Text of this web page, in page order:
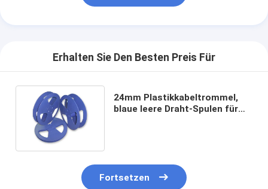
Erhalten Sie Den Besten Preis Für
24mm Plastikkabeltrommel,
blaue leere Draht-Spulen für
Fortsetzen